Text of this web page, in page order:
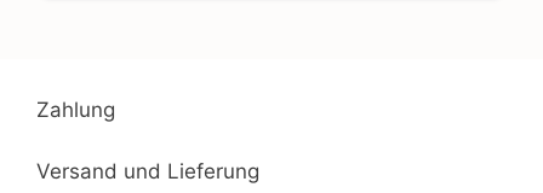
Zahlung
Versand und Lieferung